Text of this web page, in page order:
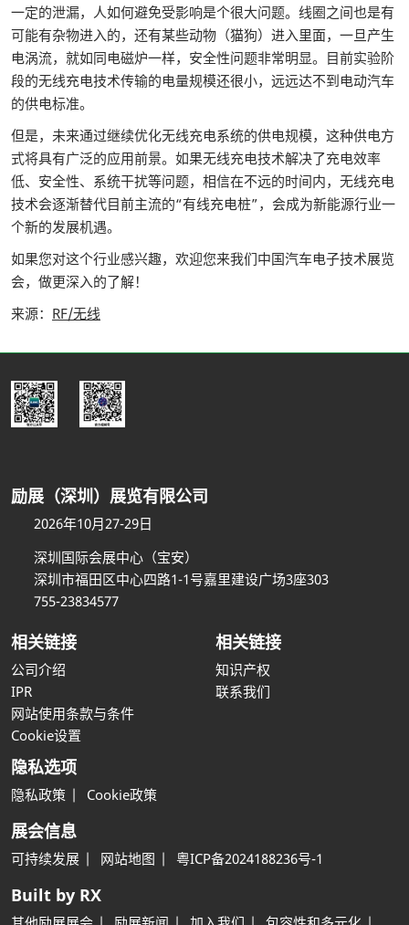
一定的泄漏，人如何避免受影响是个很大问题。线圈之间也是有
可能有杂物进入的，还有某些动物（猫狗）进入里面，一旦产生
电涡流，就如同电磁炉一样，安全性问题非常明显。目前实验阶
段的无线充电技术传输的电量规模还很小，远远达不到电动汽车
的供电标准。
但是，未来通过继续优化无线充电系统的供电规模，这种供电方
式将具有广泛的应用前景。如果无线充电技术解决了充电效率
低、安全性、系统干扰等问题，相信在不远的时间内，无线充电
技术会逐渐替代目前主流的“有线充电桩”，会成为新能源行业一
个新的发展机遇。
如果您对这个行业感兴趣，欢迎您来我们中国汽车电子技术展览
会，做更深入的了解！
来源： RF/无线
励展（深圳）展览有限公司
2026年10月27-29日
深圳国际会展中心（宝安）
深圳市福田区中心四路1-1号嘉里建设广场3座303
755-23834577
相关链接
公司介绍
IPR
网站使用条款与条件
Cookie设置
相关链接
知识产权
联系我们
隐私选项
隐私政策 Cookie政策
展会信息
可持续发展 网站地图 粤ICP备2024188236号-1
Built by RX